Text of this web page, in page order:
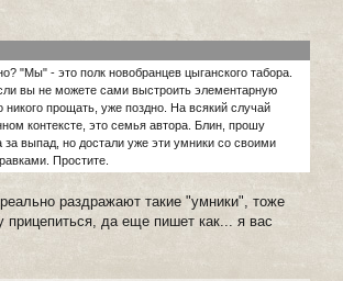
"Мы" - это полк новобранцев цыганского табора.
вы не можете сами выстроить элементарную
никого прощать, уже поздно. На всякий случай
контексте, это семья автора. Блин, прошу
за выпад, но достали уже эти умники со своими
Простите.
раздражают такие "умники", тоже
да еще пишет как... я вас